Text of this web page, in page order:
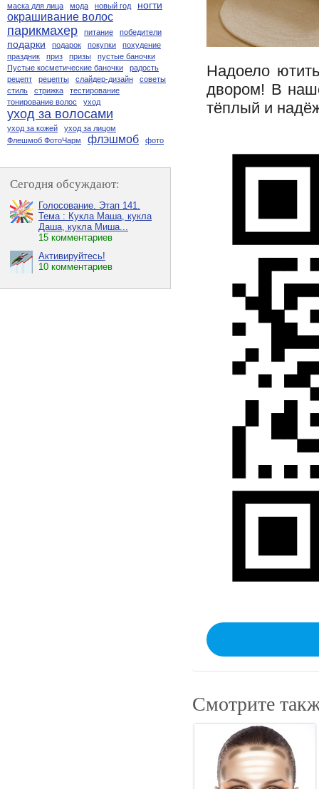
Надоело
двором! В
тёплый и
Смотрите
маска для лица мода новый год ногти
окрашивание волос
парикмахер питание победители
подарки подарок покупки
похудение
праздник
приз призы
пустые баночки
Пустые косметические баночки
радость
рецепт
рецепты слайдер-дизайн
советы
стиль
стрижка
тестирование
тонирование волос
уход
уход за волосами
уход за кожей
уход за лицом
Флешмоб ФотоЧарм
флэшмоб фото
Сегодня обсуждают:
Голосование. Этап 141.
Тема : Кукла Маша, кукла
Даша, кукла Миша...
15 комментариев
Активируйтесь!
10 комментариев